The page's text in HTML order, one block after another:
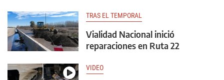
TRAS EL TEMPORAL
Vialidad Nacional inició
reparaciones en Ruta 22
VIDEO